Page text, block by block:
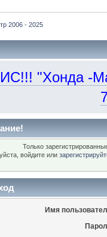
2006 - 2025
"Хонда -
Только
войдите или
Имя